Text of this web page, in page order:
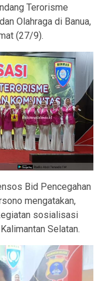
Terorisme
Olahraga di Banua,
(27/9).
Bid Pencegahan
mengatakan,
sosialisasi
Selatan.